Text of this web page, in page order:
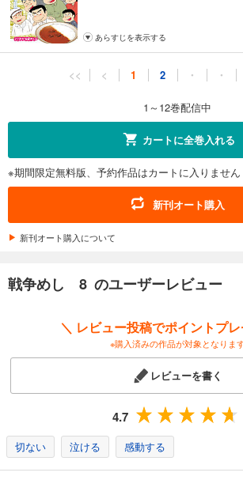
あらすじを表示する
戦争めし 11
戦争めし 12
円 (税込)
続巻入荷
<< < 1 2 ・ ・
1～12巻配信中
カートに全巻入れる
※期間限定無料版、予約作品はカートに入りません
新刊オート購入
新刊オート購入について
戦争めし 8 のユーザーレビュー
＼ レビュー投稿でポイントプ
※購入済みの作品が対象となりま
レビューを書く
4.7
切ない 泣ける 感動する